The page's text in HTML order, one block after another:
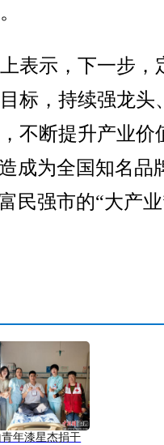
示，下一步，
标，持续强龙头
不断提升产业价
成为全国知名品
民强市的“大产
年漆星杰捐干